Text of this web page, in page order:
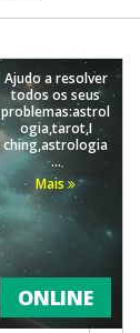
ONLINE
Ajudo a resolver
todos os seus
problemas:astrol
ogia,tarot,I
ching,astrologia
...
Mais